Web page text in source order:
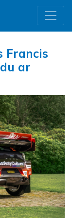
Francis
ar